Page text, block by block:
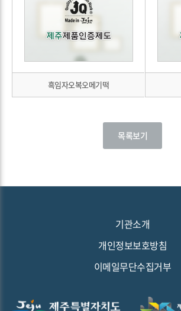
흑임자오복오메기떡
목록보기
기관소개
개인정보보호방침
이메일무단수집거부